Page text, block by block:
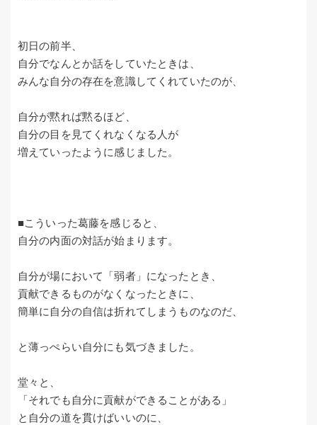
初日の前半、
自分でなんとか話をしていたときは、
みんな自分の存在を意識してくれていたのが、
自分が黙れば黙るほど、
自分の目を見てくれなくなる人が
増えていったように感じました。
■こういった葛藤を感じると、
自分の内面の対話が始まります。
自分が場において「弱者」になったとき、
貢献できるものがなくなったときに、
簡単に自分の自信は折れてしまうものなのだ、
と薄っぺらい自分にも気づきました。
堂々と、
「それでも自分に貢献ができることがある」
と自分の道を貫けばいいのに、